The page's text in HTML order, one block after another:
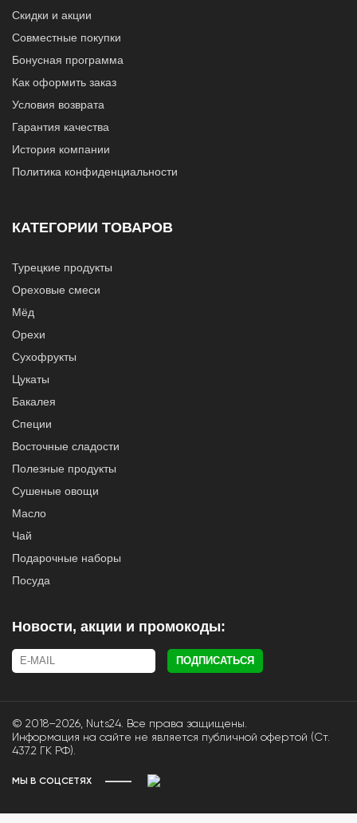
КАТЕГОРИИ ТОВАРОВ
Турецкие продукты
Ореховые смеси
Мёд
Орехи
Сухофрукты
Цукаты
Бакалея
Специи
Восточные сладости
Полезные продукты
Сушеные овощи
Масло
Чай
Подарочные наборы
Посуда
Новости, акции и промокоды:
ПОДПИСАТЬСЯ
Скидки и акции
Совместные покупки
Бонусная программа
Как оформить заказ
Условия возврата
Гарантия качества
История компании
Политика конфиденциальности
© 2018–2026, Nuts24. Все права защищены.
Информация на сайте не является публичной офертой (Ст.
437.2 ГК РФ).
МЫ В СОЦСЕТЯХ